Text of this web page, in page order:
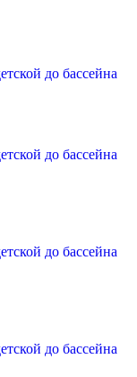
до бассейна
до бассейна
до бассейна
до бассейна